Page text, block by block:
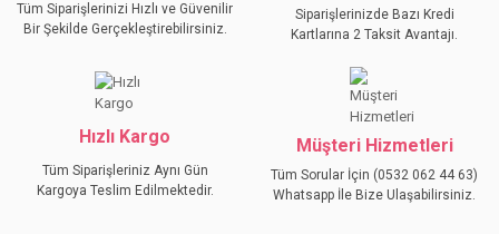
Tüm Siparişlerinizi Hızlı ve Güvenilir
Bir Şekilde Gerçekleştirebilirsiniz.
Siparişlerinizde Bazı Kredi
Kartlarına 2 Taksit Avantajı.
Hızlı Kargo
Tüm Siparişleriniz Aynı Gün
Kargoya Teslim Edilmektedir.
Müşteri Hizmetleri
Tüm Sorular İçin (0532 062 44 63)
Whatsapp İle Bize Ulaşabilirsiniz.